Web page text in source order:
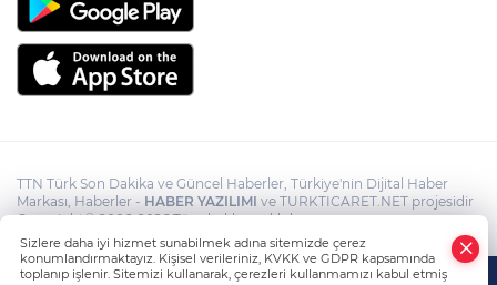
TTN Türk Son Dakika ve Güncel Haberler, Türkiye'nin Dijital Haber
Markası, Haberler - HABER YAZILIMI ve TURKTICARET.NET projesidir
Copyright© 2006-2026 Tüm hakları saklıdır.
Sizlere daha iyi hizmet sunabilmek adına sitemizde çerez
konumlandırmaktayız. Kişisel verileriniz, KVKK ve GDPR kapsamında
toplanıp işlenir. Sitemizi kullanarak, çerezleri kullanmamızı kabul etmiş